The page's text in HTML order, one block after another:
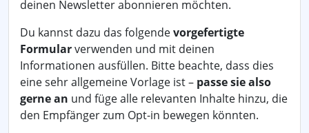
deinen Newsletter abonnieren möchten.
Du kannst dazu das folgendevorgefertigte
Formularverwenden und mit deinen
Informationen ausfüllen. Bitte beachte, dass dies
eine sehr allgemeine Vorlage ist – passe sie also
gerne an und füge alle relevanten Inhalte hinzu, die
den Empfänger zum Opt-in bewegen könnten.